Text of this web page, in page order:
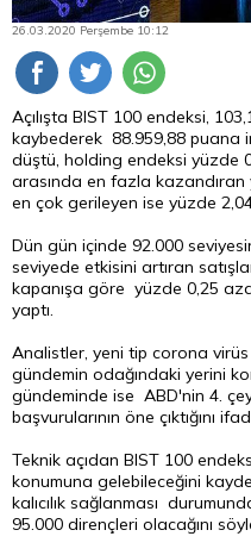
26.03.2020 Perşembe 10:12
Açılışta BIST 100 endeksi,
kaybederek 88.959,88 puana
düştü, holding endeksi yüzde
arasında en fazla kazandıran
en çok gerileyen ise yüzde
Dün gün içinde 92.000
seviyede etkisini artıran
kapanışa göre yüzde 0,25
yaptı.
Analistler, yeni tip corona virüs
gündemin odağındaki yerini
gündeminde ise ABD'nin 4.
başvurularının öne çıktığını
Teknik açıdan BIST 100
konumuna gelebileceğini
kalıcılık sağlanması
95.000 dirençleri olacağını